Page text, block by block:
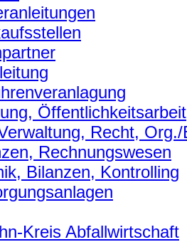
Öffentlichkeitsarbeit
Recht, Org./
Rechnungswesen
Bilanzen, Kontrolling
Kreis Abfallwirtschaft